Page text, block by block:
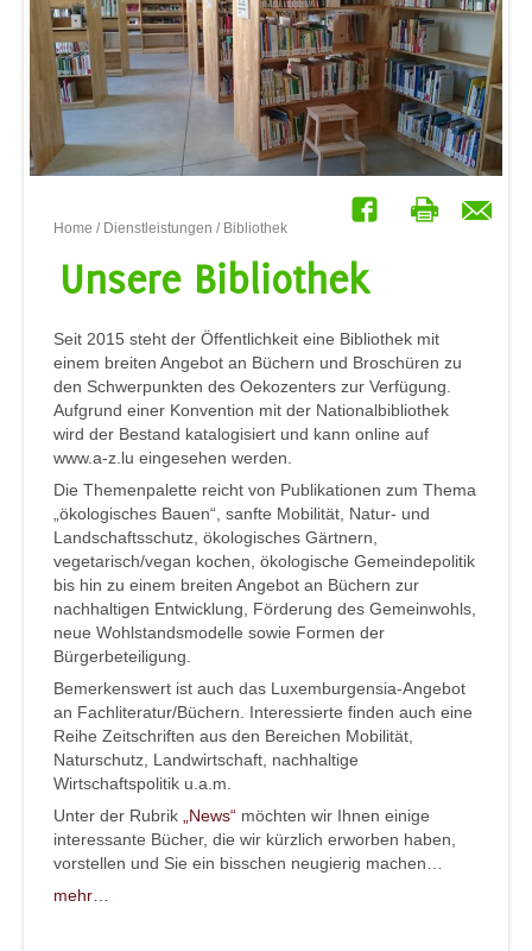
Home / Dienstleistungen / Bibliothek
Unsere Bibliothek
Seit 2015 steht der Öffentlichkeit eine Bibliothek mit
einem breiten Angebot an Büchern und Broschüren zu
den Schwerpunkten des Oekozenters zur Verfügung.
Aufgrund einer Konvention mit der Nationalbibliothek
wird der Bestand katalogisiert und kann online auf
www.a-z.lu eingesehen werden.
Die Themenpalette reicht von Publikationen zum Thema
„ökologisches Bauen“, sanfte Mobilität, Natur- und
Landschaftsschutz, ökologisches Gärtnern,
vegetarisch/vegan kochen, ökologische Gemeindepolitik
bis hin zu einem breiten Angebot an Büchern zur
nachhaltigen Entwicklung, Förderung des Gemeinwohls,
neue Wohlstandsmodelle sowie Formen der
Bürgerbeteiligung.
Bemerkenswert ist auch das Luxemburgensia-Angebot
an Fachliteratur/Büchern. Interessierte finden auch eine
Reihe Zeitschriften aus den Bereichen Mobilität,
Naturschutz, Landwirtschaft, nachhaltige
Wirtschaftspolitik u.a.m.
Unter der Rubrik „News“ möchten wir Ihnen einige
interessante Bücher, die wir kürzlich erworben haben,
vorstellen und Sie ein bisschen neugierig machen…
mehr…